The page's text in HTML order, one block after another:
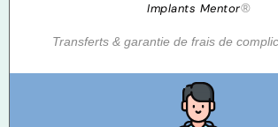
Implants Mentor®
Transferts & garantie de frais de